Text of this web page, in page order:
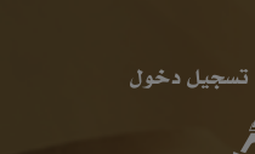
تسجيل دخول